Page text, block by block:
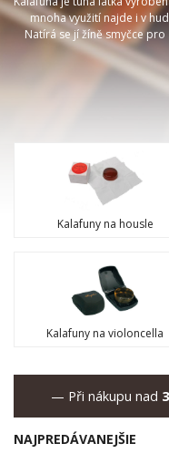
mnoha využití najde i v
Natírá se jí žíně smyčce
Kalafuny na housle
Kalafuny na violoncella
— Při nákupu nad
NAJPREDÁVANEJŠIE